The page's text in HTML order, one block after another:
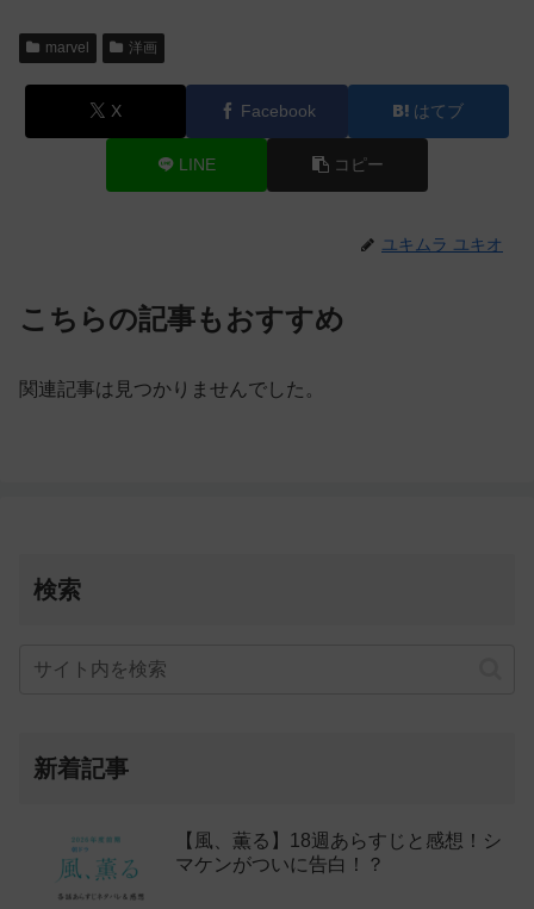
marvel 洋画
X Facebook はてブ
LINE コピー
ユキムラ ユキオ
こちらの記事もおすすめ
関連記事は見つかりませんでした。
検索
新着記事
【風、薫る】18週あらすじと感想！シ
マケンがついに告白！？